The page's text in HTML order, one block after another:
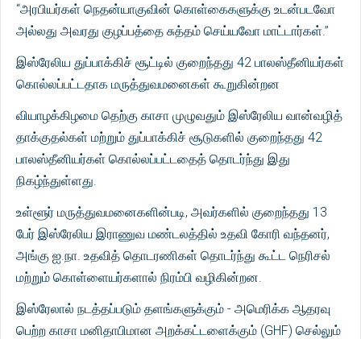
“அரபியர்கள் நெதன்யாகுவின் கொள்கைகளுக்கு உடன்படவோ
அல்லது அவரது குழப்பத்தை சுத்தம் செய்யவோ மாட்டார்கள்.”
இஸ்ரேலிய துப்பாக்கிச் சூட்டில் குறைந்தது 42 பாலஸ்தீனியர்கள்
கொல்லப்பட்டதாக மருத்துவமனைகள் கூறுகின்றன
வியாழக்கிழமை தெற்கு காசா முழுவதும் இஸ்ரேலிய வான்வழித்
தாக்குதல்கள் மற்றும் துப்பாக்கிச் சூடுகளில் குறைந்தது 42
பாலஸ்தீனியர்கள் கொல்லப்பட்டதைத் தொடர்ந்து இது
நிகழ்ந்துள்ளது.
உள்ளூர் மருத்துவமனைகளின்படி, அவர்களில் குறைந்தது 13
பேர் இஸ்ரேலிய இராணுவ மண்டலத்தில் உதவி கோரி வந்தனர்,
அங்கு ஐ.நா. உதவித் தொடரணிகள் தொடர்ந்து கூட்ட நெரிசல்
மற்றும் கொள்ளையர்களால் நிரம்பி வழிகின்றன.
இஸ்ரேலால் நடத்தப்படும் தளங்களுக்கும் - அமெரிக்க ஆதரவு
பெற்ற காசா மனிதாபிமான அறக்கட்டளைக்கும் (GHF) செல்லும்